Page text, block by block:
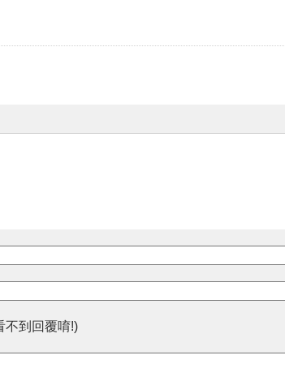
不到回覆唷!)